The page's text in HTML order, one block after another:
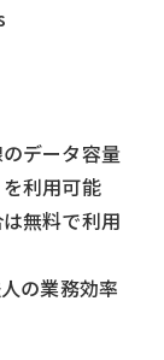
データ容量
利用可能
無料で利用
の業務効率